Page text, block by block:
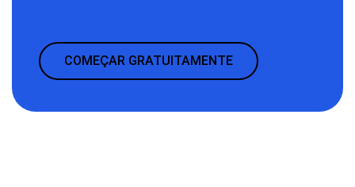
COMEÇAR GRATUITAMENTE